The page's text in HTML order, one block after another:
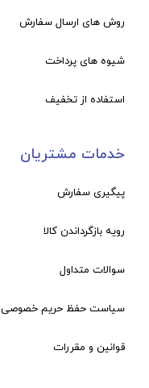
روش های ارسال سفارش
شیوه های پرداخت
استفاده از تخفیف
خدمات مشتریان
پیگیری سفارش
رویه بازگرداندن کالا
سوالات متداول
سیاست حفظ حریم خصوصی
قوانین و مقررات